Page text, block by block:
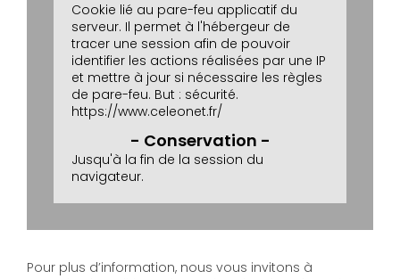
Cookie lié au pare-feu applicatif du
serveur. Il permet à l'hébergeur de
tracer une session afin de pouvoir
identifier les actions réalisées par une IP
et mettre à jour si nécessaire les règles
de pare-feu. But : sécurité.
https://www.celeonet.fr/
Jusqu'à la fin de la session du
navigateur.
Pour plus d’information, nous vous invitons à